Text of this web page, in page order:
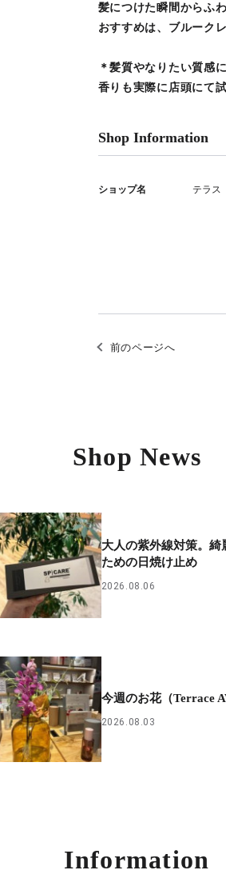
髪につけた瞬間からふ
おすすめは、ブルーク
＊髪質やなりたい質感
香りも実際に店頭にて
Shop Information
ショップ名 テラ
前のページへ
Shop News
大人の紫外線対策。綺
ための日焼け止め
2026.08.06
今週のお花（Terrace
2026.08.03
Information